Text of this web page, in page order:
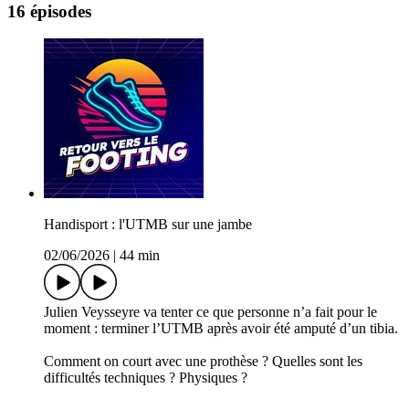
16 épisodes
Handisport : l'UTMB sur une jambe
02/06/2026
44 min
Julien Veysseyre va tenter ce que personne n’a fait pour le
moment : terminer l’UTMB après avoir été amputé d’un tibia.
Comment on court avec une prothèse ? Quelles sont les
difficultés techniques ? Physiques ?